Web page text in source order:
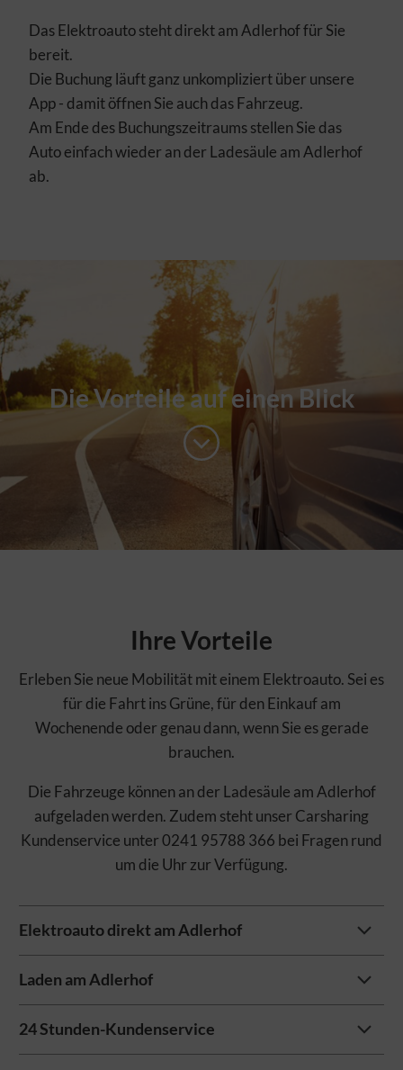
Das Elektroauto steht direkt am Adlerhof für Sie
bereit.
Die Buchung läuft ganz unkompliziert über unsere
App - damit öffnen Sie auch das Fahrzeug.
Am Ende des Buchungszeitraums stellen Sie das
Auto einfach wieder an der Ladesäule am Adlerhof
ab.
Die Vorteile auf einen Blick
Ihre Vorteile
Erleben Sie neue Mobilität mit einem Elektroauto. Sei es
für die Fahrt ins Grüne, für den Einkauf am
Wochenende oder genau dann, wenn Sie es gerade
brauchen.
Die Fahrzeuge können an der Ladesäule am Adlerhof
aufgeladen werden. Zudem steht unser Carsharing
Kundenservice unter 0241 95788 366 bei Fragen rund
um die Uhr zur Verfügung.
Elektroauto direkt am Adlerhof
Das nächste Carsharing-Fahrzeug war noch nie so nah -
es steht außerhalb der dienstlichen Nutzungszeiten am
Adlerhof für Sie bereit.
Den genauen Standort der Fahrzeuge finden Sie auch in
Laden am Adlerhof
In der App können sie immer den aktuellen Ladestand
des Fahrzeuges einsehen. Eine Ladekarte finden Sie im
24 Stunden-Kundenservice